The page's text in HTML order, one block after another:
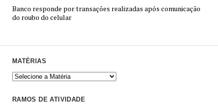
Banco responde por transações realizadas após comunicação
do roubo do celular
MATÉRIAS
RAMOS DE ATIVIDADE